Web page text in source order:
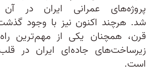
پروژه‌های عمرانی ایران در
شد. هرچند اکنون نیز با وجود
قرن، همچنان یکی از مهم‌ترین
زیرساخت‌های جاده‌ای ایران در
است.